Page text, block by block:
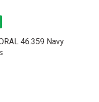
46.359 Navy